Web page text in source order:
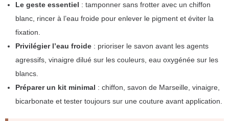
Le geste essentiel : tamponner sans frotter avec un chiffon
blanc, rincer à l’eau froide pour enlever le pigment et éviter la
fixation.
Privilégier l’eau froide : prioriser le savon avant les agents
agressifs, vinaigre dilué sur les couleurs, eau oxygénée sur les
blancs.
Préparer un kit minimal : chiffon, savon de Marseille, vinaigre,
bicarbonate et tester toujours sur une couture avant application.